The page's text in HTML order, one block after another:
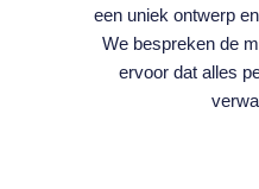
een uniek ontwerp
We bespreken de
ervoor dat alles